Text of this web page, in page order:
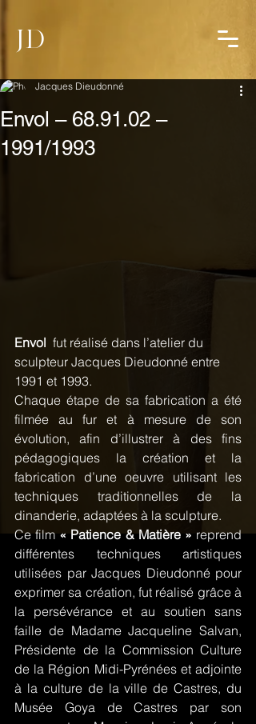
JD
Envol – 68.91.02 –
1991/1993
Jacques Dieudonné
Envol fut réalisé dans l’atelier du
sculpteur Jacques Dieudonné entre
1991 et 1993.
Chaque étape de sa fabrication a été
filmée au fur et à mesure de son
évolution, afin d’illustrer à des fins
pédagogiques la création et la
fabrication d’une oeuvre utilisant les
techniques traditionnelles de la
dinanderie, adaptées à la sculpture.
Ce film « Patience & Matière » reprend
différentes techniques artistiques
utilisées par Jacques Dieudonné pour
exprimer sa création, fut réalisé grâce à
la persévérance et au soutien sans
faille de Madame Jacqueline Salvan,
Présidente de la Commission Culture
de la Région Midi-Pyrénées et adjointe
à la culture de la ville de Castres, du
Musée Goya de Castres par son